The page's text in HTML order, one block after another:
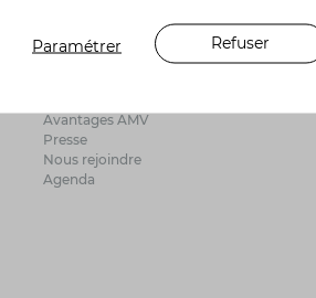
A propos d’AMV
Avantages AMV
Presse
Nous rejoindre
Agenda
Refuser
Paramétrer